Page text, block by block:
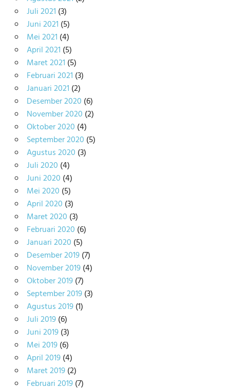
Juli 2021 (3)
Juni 2021 (5)
Mei 2021 (4)
April 2021 (5)
Maret 2021 (5)
Februari 2021 (3)
Januari 2021 (2)
Desember 2020 (6)
November 2020 (2)
Oktober 2020 (4)
September 2020 (5)
Agustus 2020 (3)
Juli 2020 (4)
Juni 2020 (4)
Mei 2020 (5)
April 2020 (3)
Maret 2020 (3)
Februari 2020 (6)
Januari 2020 (5)
Desember 2019(7)
November 2019(4)
Oktober 2019(7)
September 2019(3)
Agustus 2019(1)
Juli 2019(6)
Juni 2019(3)
Mei 2019(6)
April 2019(4)
Maret 2019(2)
Februari 2019(7)